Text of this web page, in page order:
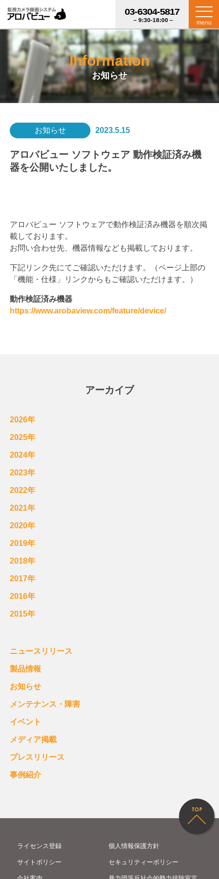
menu
03-6304-5817
– 9:30-18:00 –
Information
お知らせ
お知らせ 2023.5.15
アロバビュー ソフトウェア 動作検証済み機
器を公開いたしました。
アロバビュー ソフトウェアで動作検証済み機器を順次掲
載しております。
お問い合わせ先、機器情報なども掲載しております。
下記リンク先にてご確認いただけます。（ページ上部の
「機能・仕様」リンクからもご確認いただけます。）
動作検証済み機器
https://www.arobaview.com/feature/device/
アーカイブ
2026年
2025年
2024年
2023年
2022年
2021年
2020年
2019年
2018年
2017年
2016年
2015年
ニュースリリース
製品情報
お知らせ
メンテナンス・障害
イベント
メディア掲載
プレスリリース
事例紹介
ライセンス登録
サイトポリシー
個人情報保護方針
セキュリティーポリシー